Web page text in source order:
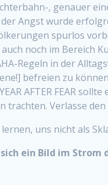
, genauer
Angst wurde
spurlos
noch im Bereich
Regeln in der
befreien zu
AFTER FEAR
trachten. Verlasse
lernen, uns nicht als
ein Bild im Strom